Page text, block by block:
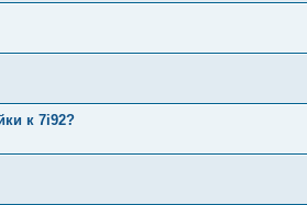
к 7i92?